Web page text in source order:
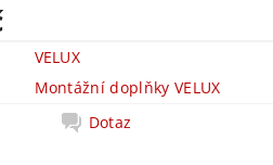
VELUX
Montážní doplňky VELUX
Dotaz